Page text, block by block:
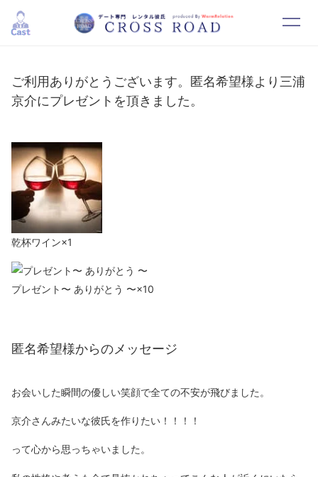
HOME
CAST
CONTACT
SYSTEM
RESERVATION
ご利用ありがとうございます。匿名希望様より三浦
京介にプレゼントを頂きました。
乾杯ワイン×1
プレゼント〜 ありがとう 〜×10
匿名希望様からのメッセージ
お会いした瞬間の優しい笑顔で全ての不安が飛びました。
京介さんみたいな彼氏を作りたい！！！！
って心から思っちゃいました。